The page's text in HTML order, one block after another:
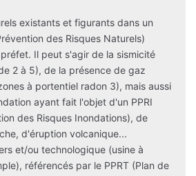
existants et figurants dans un
des Risques Naturels)
Il peut s'agir de la sismicité
2 à 5), de la présence de gaz
à portentiel radon 3), mais aussi
ayant fait l'objet d'un PPRI
des Risques Inondations), de
d'éruption volcanique...
et/ou technologique (usine à
référencés par le PPRT (Plan de